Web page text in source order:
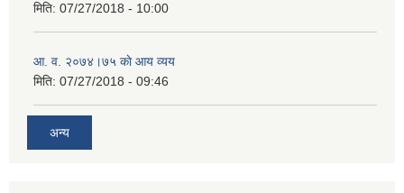
मिति: 07/27/2018 - 10:00
आ‍. व. २०७४।७५ काे आय व्यय
मिति: 07/27/2018 - 09:46
अन्य